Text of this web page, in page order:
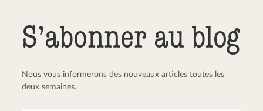
S’abonner au blog
Nous vous informerons des nouveaux articles toutes les
deux semaines.